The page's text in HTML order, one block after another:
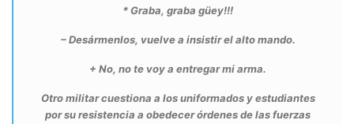
* Graba, graba güey!!!
– Desármenlos, vuelve a insistir el alto mando.
+ No, no te voy a entregar mi arma.
Otro militar cuestiona a los uniformados y estudiantes
por su resistencia a obedecer órdenes de las fuerzas